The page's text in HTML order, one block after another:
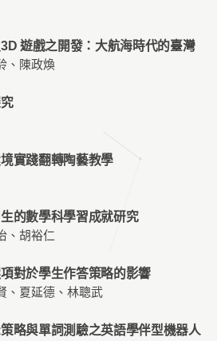
遊戲之開發：大航海時代的臺灣
、陳政煥
實踐翻轉陶藝教學
的數學科學習成就研究
、胡裕仁
對於學生作答策略的影響
、夏延德、林聰武
略與單詞測驗之英語學伴型機器人